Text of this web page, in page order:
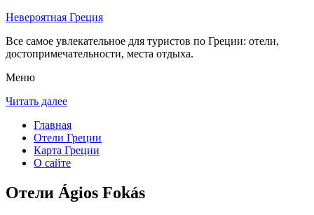
Невероятная Греция
Все самое увлекательное для туристов по Греции: отели,
достопримечательности, места отдыха.
Меню
Читать далее
Главная
Отели Греции
Карта Греции
О сайте
Отели Ágios Fokás